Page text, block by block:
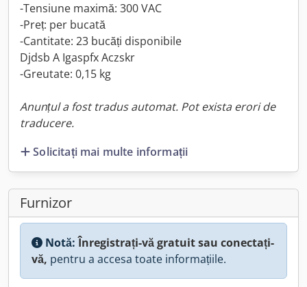
-Tensiune maximă: 300 VAC
-Preț: per bucată
-Cantitate: 23 bucăți disponibile
Djdsb A Igaspfx Aczskr
-Greutate: 0,15 kg
Anunțul a fost tradus automat. Pot exista erori de
traducere.
Solicitați mai multe informații
Furnizor
Notă:Înregistrați-vă gratuit sau conectați-
vă, pentru a accesa toate informațiile.